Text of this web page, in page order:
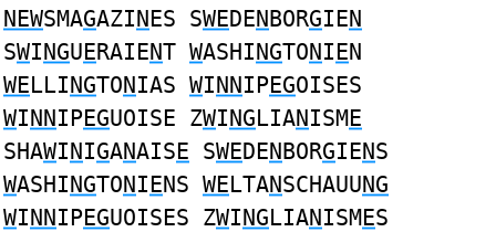
NEWSMAGAZINES SWEDENBORGIEN
SWINGUERAIENT WASHINGTONIEN
WELLINGTONIAS WINNIPEGOISES
WINNIPEGUOISE ZWINGLIANISME
SHAWINIGANAISE SWEDENBORGIENS
WASHINGTONIENS WELTANSCHAUUNG
WINNIPEGUOISES ZWINGLIANISMES